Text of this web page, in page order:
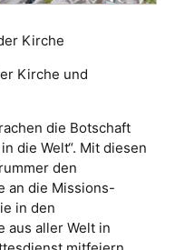
Kirche
Kirche und
die Botschaft
die Welt“. Mit diesen
den
an die Missions-
in den
aus aller Welt in